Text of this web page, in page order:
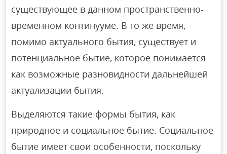
существующее в данном пространственно-
временном континууме. В то же время,
помимо актуального бытия, существует и
потенциальное бытие, которое понимается
как возможные разновидности дальнейшей
актуализации бытия.
Выделяются такие формы бытия, как
природное и социальное бытие. Социальное
бытие имеет свои особенности, поскольку